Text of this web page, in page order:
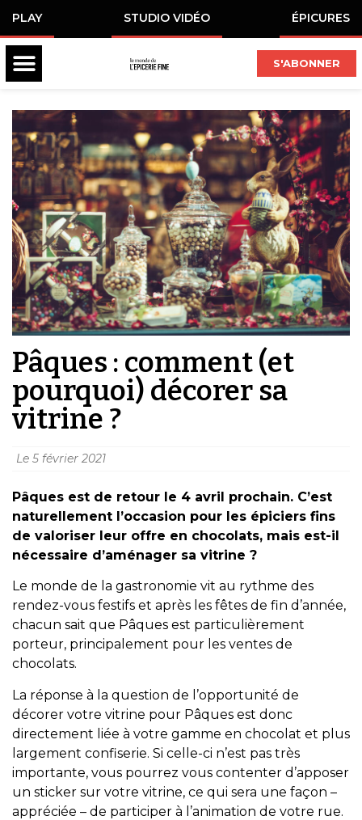
PLAY STUDIO VIDÉO ÉPICURES
S'ABONNER
Pâques : comment (et
pourquoi) décorer sa
vitrine ?
Le 5 février 2021
Pâques est de retour le 4 avril prochain. C’est
naturellement l’occasion pour les épiciers fins
de valoriser leur offre en chocolats, mais est-il
nécessaire d’aménager sa vitrine ?
Le monde de la gastronomie vit au rythme des
rendez-vous festifs et après les fêtes de fin d’année,
chacun sait que Pâques est particulièrement
porteur, principalement pour les ventes de
chocolats.
La réponse à la question de l’opportunité de
décorer votre vitrine pour Pâques est donc
directement liée à votre gamme en chocolat et plus
largement confiserie. Si celle-ci n’est pas très
importante, vous pourrez vous contenter d’apposer
un sticker sur votre vitrine, ce qui sera une façon –
appréciée – de participer à l’animation de votre rue.